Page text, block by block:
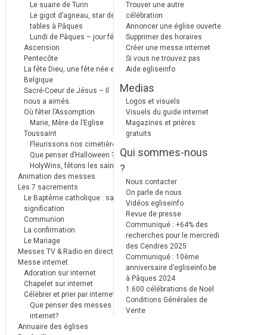
Le suaire de Turin
Le gigot d’agneau, star des
tables à Pâques
Lundi de Pâques – jour férié
Ascension
Pentecôte
La fête Dieu, une fête née en
Belgique
Sacré-Coeur de Jésus – Il
nous a aimés.
Où fêter l’Assomption
Marie, Mère de l’Eglise
Toussaint
Fleurissons nos cimetières
Que penser d’Halloween ?
HolyWins, fêtons les saints !
Animation des messes
Les 7 sacrements
Le Baptême catholique : sa
signification
Communion
La confirmation
Le Mariage
Messes TV & Radio en direct
Messe internet
Adoration sur internet
Chapelet sur internet
Célébrer et prier par internet
Que penser des messes
internet?
Annuaire des églises
Trouver une autre
célébration
Annoncer une église ouverte
Supprimer des horaires
Créer une messe internet
Si vous ne trouvez pas
Aide egliseinfo
Medias
Logos et visuels
Visuels du guide internet
Magazines et prières
gratuits
Qui sommes-nous
?
Nous contacter
On parle de nous
Vidéos egliseinfo
Revue de presse
Communiqué : +64% des
recherches pour le mercredi
des Cendres 2025
Communiqué : 10ème
anniversaire d’egliseinfo.be
à Pâques 2024
1.600 célébrations de Noël
Conditions Générales de
Vente